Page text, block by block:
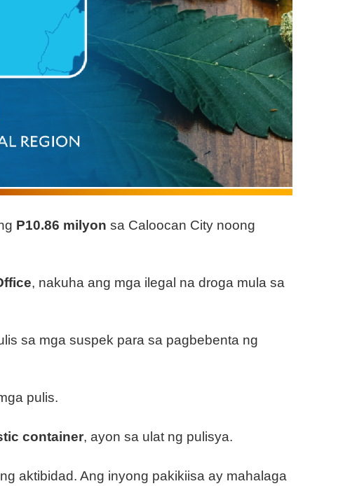
P10.86 milyon sa Caloocan City noong
, nakuha ang mga ilegal na droga mula sa
sa mga suspek para sa pagbebenta ng
pulis.
container, ayon sa ulat ng pulisya.
aktibidad. Ang inyong pakikiisa ay mahalaga